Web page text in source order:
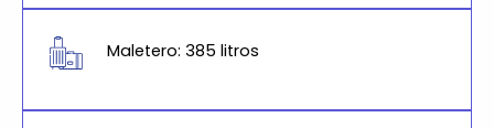
Maletero: 385 litros